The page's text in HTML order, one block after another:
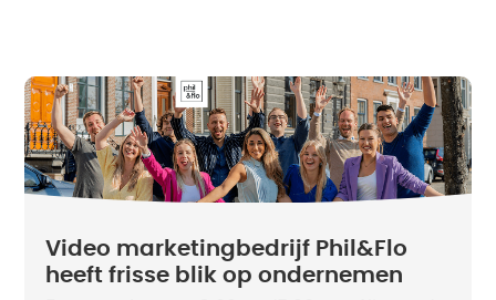
Video marketingbedrijf Phil&Flo
heeft frisse blik op ondernemen